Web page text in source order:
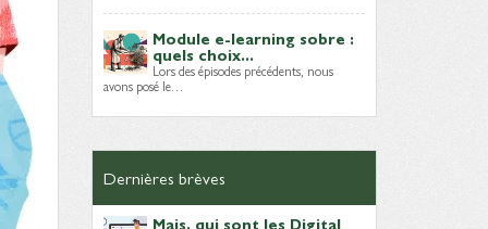
Module e-learning sobre :
quels choix...
Lors des épisodes précédents, nous
avons posé le…
Dernières brèves
Mais, qui sont les Digital